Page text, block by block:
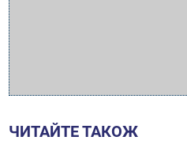
ЧИТАЙТЕ ТАКОЖ